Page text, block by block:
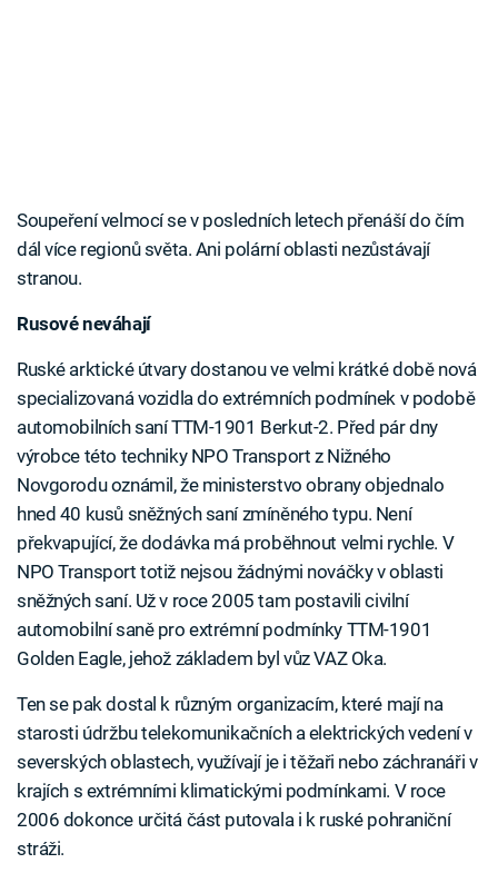
Soupeření velmocí se v posledních letech přenáší do čím
dál více regionů světa. Ani polární oblasti nezůstávají
stranou.
Rusové neváhají
Ruské arktické útvary dostanou ve velmi krátké době nová
specializovaná vozidla do extrémních podmínek v podobě
automobilních saní TTM-1901 Berkut-2. Před pár dny
výrobce této techniky NPO Transport z Nižného
Novgorodu oznámil, že ministerstvo obrany objednalo
hned 40 kusů sněžných saní zmíněného typu. Není
překvapující, že dodávka má proběhnout velmi rychle. V
NPO Transport totiž nejsou žádnými nováčky v oblasti
sněžných saní. Už v roce 2005 tam postavili civilní
automobilní saně pro extrémní podmínky TTM-1901
Golden Eagle, jehož základem byl vůz VAZ Oka.
Ten se pak dostal k různým organizacím, které mají na
starosti údržbu telekomunikačních a elektrických vedení v
severských oblastech, využívají je i těžaři nebo záchranáři v
krajích s extrémními klimatickými podmínkami. V roce
2006 dokonce určitá část putovala i k ruské pohraniční
stráži.